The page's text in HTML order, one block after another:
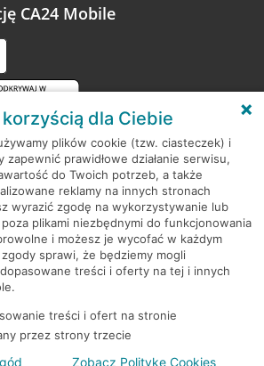
CA24 Mobile
dla Ciebie
plików cookie (tzw. ciasteczek) i
prawidłowe działanie serwisu,
do Twoich potrzeb, a także
reklamy na innych stronach
wyrazić zgodę na wykorzystywanie lub
plikami niezbędnymi do funkcjonowania
i możesz je wycofać w każdym
sprawi, że będziemy mogli
treści i oferty na tej i innych
treści i ofert na stronie
przez strony trzecie
Zobacz Politykę Cookies